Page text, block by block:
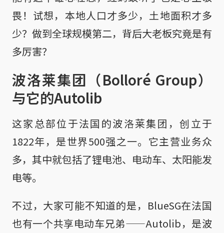
畏！试想，本地人口才多少，土地面积才多
少？做到全球规模第二，背后大老板究竟是有
多厉害？
波洛莱集团（Bolloré Group）
与它的Autolib
这家总部位于法国的波洛莱集团，创立于
1822年，是世界500强之一。它主营业务众
多，其中就包括了锂电池、电动车、太阳能发
电等。
不过，大家可能不知道的是，BlueSG在法国
也有一个共享电动车兄弟——Autolib，是波